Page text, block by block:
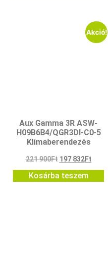
Akció!
Aux Gamma 3R ASW-
H09B6B4/QGR3DI-C0-5
Klímaberendezés
221 900Ft 197 832Ft
Kosárba teszem